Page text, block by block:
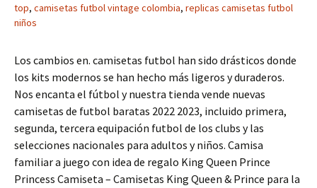
top, camisetas futbol vintage colombia, replicas camisetas futbol
niños
Los cambios en. camisetas futbol han sido drásticos donde
los kits modernos se han hecho más ligeros y duraderos.
Nos encanta el fútbol y nuestra tienda vende nuevas
camisetas de futbol baratas 2022 2023, incluido primera,
segunda, tercera equipación futbol de los clubs y las
selecciones nacionales para adultos y niños. Camisa
familiar a juego con idea de regalo King Queen Prince
Princess Camiseta – Camisetas King Queen & Prince para la